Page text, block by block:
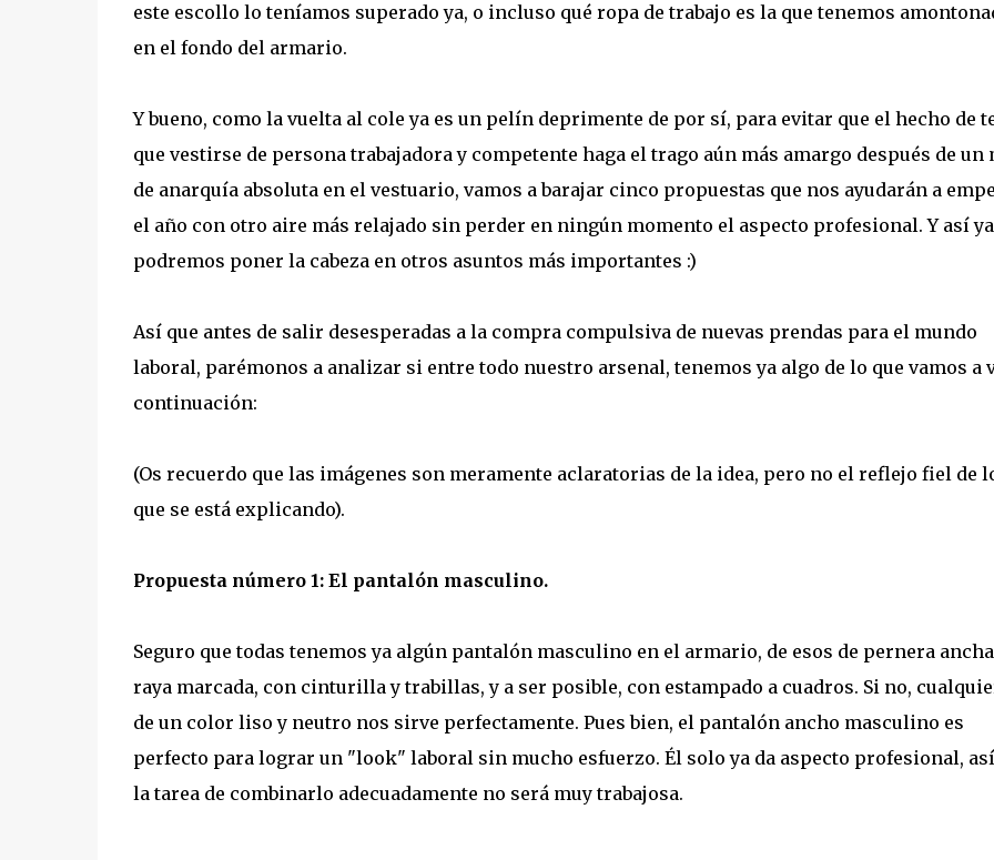
este escollo lo teníamos superado ya, o incluso qué ropa de trabajo es la que tenemos
en el fondo del armario.
Y bueno, como la vuelta al cole ya es un pelín deprimente de por sí, para evitar que el hecho de
que vestirse de persona trabajadora y competente haga el trago aún más amargo después de un
de anarquía absoluta en el vestuario, vamos a barajar cinco propuestas que nos ayudarán a
el año con otro aire más relajado sin perder en ningún momento el aspecto profesional. Y así ya
podremos poner la cabeza en otros asuntos más importantes :)
Así que antes de salir desesperadas a la compra compulsiva de nuevas prendas para el mundo
laboral, parémonos a analizar si entre todo nuestro arsenal, tenemos ya algo de lo que vamos a
continuación:
(Os recuerdo que las imágenes son meramente aclaratorias de la idea, pero no el reflejo fiel de
que se está explicando).
Propuesta número 1: El pantalón masculino.
Seguro que todas tenemos ya algún pantalón masculino en el armario, de esos de pernera
raya marcada, con cinturilla y trabillas, y a ser posible, con estampado a cuadros. Si no,
de un color liso y neutro nos sirve perfectamente. Pues bien, el pantalón ancho masculino es
perfecto para lograr un "look" laboral sin mucho esfuerzo. Él solo ya da aspecto profesional,
la tarea de combinarlo adecuadamente no será muy trabajosa.